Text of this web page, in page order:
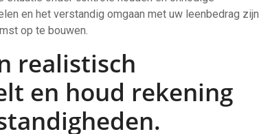
en het verstandig omgaan met uw leenbedrag zijn
op te bouwen.
realistisch
en houd rekening